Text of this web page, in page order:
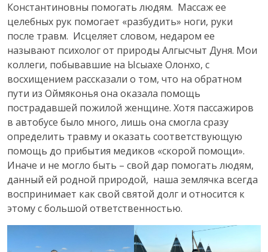
Константиновны помогать людям. Массаж ее
целебных рук помогает «разбудить» ноги, руки
после травм. Исцеляет словом, недаром ее
называют психолог от природы Алгысчыт Дуня. Мои
коллеги, побывавшие на Ысыахе Олонхо, с
восхищением рассказали о том, что на обратном
пути из Оймяконья она оказала помощь
пострадавшей пожилой женщине. Хотя пассажиров
в автобусе было много, лишь она смогла сразу
определить травму и оказать соответствующую
помощь до прибытия медиков «скорой помощи».
Иначе и не могло быть – свой дар помогать людям,
данный ей родной природой, наша землячка всегда
воспринимает как свой святой долг и относится к
этому с большой ответственностью.